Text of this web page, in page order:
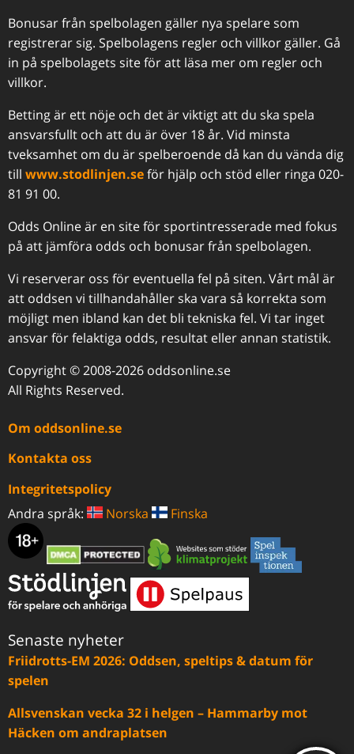
Bonusar från spelbolagen gäller nya spelare som
registrerar sig. Spelbolagens regler och villkor gäller. Gå
in på spelbolagets site för att läsa mer om regler och
villkor.
Betting är ett nöje och det är viktigt att du ska spela
ansvarsfullt och att du är över 18 år. Vid minsta
tveksamhet om du är spelberoende då kan du vända dig
till www.stodlinjen.seför hjälp och stöd eller ringa 020-
81 91 00.
Odds Online är en site för sportintresserade med fokus
på att jämföra odds och bonusar från spelbolagen.
Vi reserverar oss för eventuella fel på siten. Vårt mål är
att oddsen vi tillhandahåller ska vara så korrekta som
möjligt men ibland kan det bli tekniska fel. Vi tar inget
ansvar för felaktiga odds, resultat eller annan statistik.
Copyright © 2008-2026 oddsonline.se
All Rights Reserved.
Om oddsonline.se
Kontakta oss
Integritetspolicy
Andra språk:
Norska Finska
Senaste nyheter
Friidrotts-EM 2026: Oddsen, speltips & datum för
spelen
Allsvenskan vecka 32 i helgen – Hammarby mot
Häcken om andraplatsen